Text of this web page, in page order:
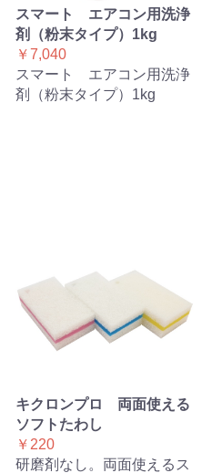
スマート エアコン用洗浄
剤（粉末タイプ）1kg
￥7,040
スマート エアコン用洗浄
剤（粉末タイプ）1kg
キクロンプロ 両面使える
ソフトたわし
￥220
研磨剤なし。両面使えるス